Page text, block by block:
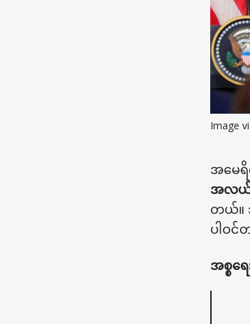
Image
အမေ
အလယ်ပို
တယ်။
ပါဝင်
အစ္စရ